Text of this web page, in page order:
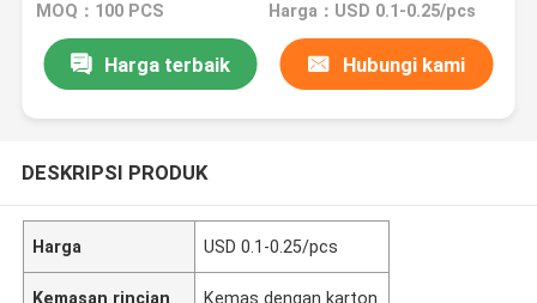
MOQ：100 PCS Harga：USD 0.1-0.25/pcs
Harga terbaik Hubungi kami
DESKRIPSI PRODUK
Harga USD 0.1-0.25/pcs
Kemasan rincian Kemas dengan karton